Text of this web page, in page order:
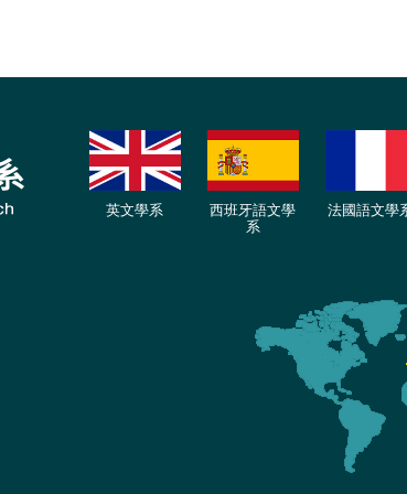
英文學系
西班牙語文學
系
法國語文學